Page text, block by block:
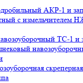
АКР-1 и
с измельчителем
ТС-1 и